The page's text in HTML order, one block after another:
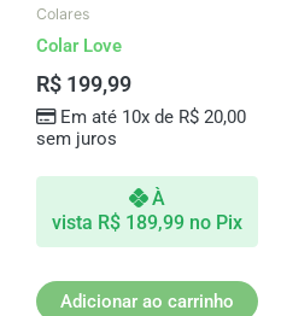
Colares
Colar Love
R$ 199,99
Em até 10x de R$20,00
sem juros
À
vista R$ 189,99 no Pix
Adicionar ao carrinho